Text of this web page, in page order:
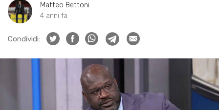
Matteo Bettoni
4 anni fa
Condividi: